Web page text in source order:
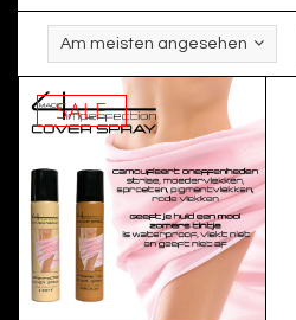
Am meisten angesehen
SALE